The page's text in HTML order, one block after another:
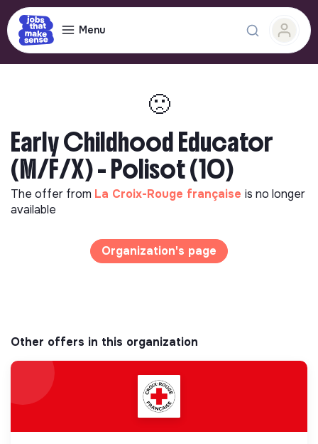
Menu
🙁
Early Childhood Educator
(M/F/X) - Polisot (10)
The offer from La Croix-Rouge française is no longer
available
Organization's page
Other offers in this organization